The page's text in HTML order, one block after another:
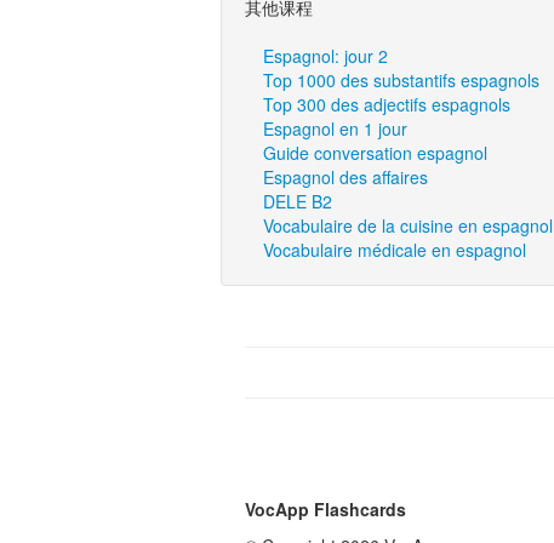
其他课程
Espagnol: jour 2
Top 1000 des substantifs espagnols
Top 300 des adjectifs espagnols
Espagnol en 1 jour
Guide conversation espagnol
Espagnol des affaires
DELE B2
Vocabulaire de la cuisine en espagnol
Vocabulaire médicale en espagnol
VocApp Flashcards